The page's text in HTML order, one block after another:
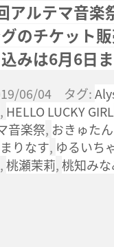
アルテマ音
のチケット
みは6月6日
06/04 タグ:
, HELLO LUCKY GIRL
音楽祭, おきゅた
まりなす, ゆるいち
,桃瀬茉莉,桃知みな